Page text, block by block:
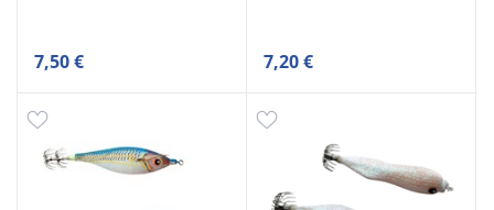
7,50 € 7,20 €